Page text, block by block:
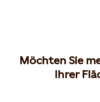
Möchten Sie
Ihrer